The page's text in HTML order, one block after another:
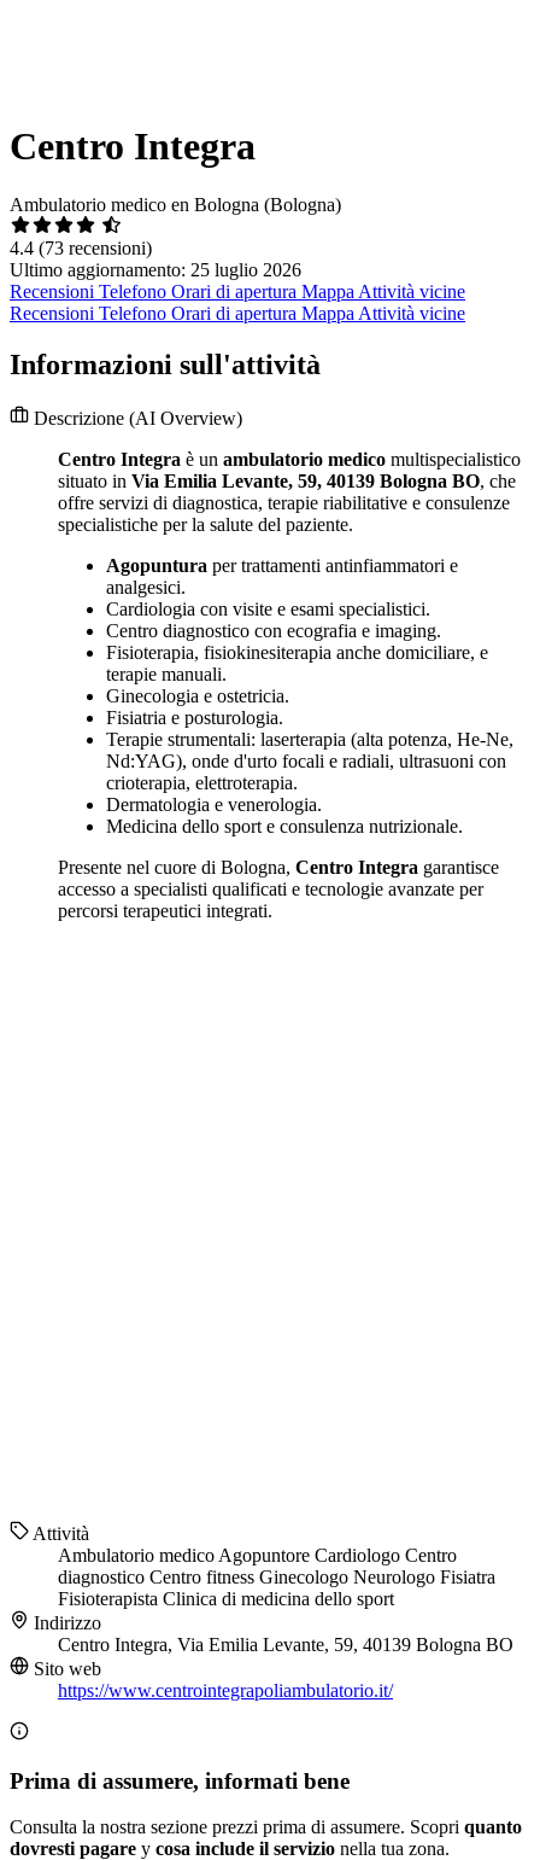
Centro Integra
Ambulatorio medico en Bologna (Bologna)
4.4 (73 recensioni)
Ultimo aggiornamento: 25 luglio 2026
Recensioni Telefono Orari di apertura Mappa Attività vicine
Recensioni Telefono Orari di apertura Mappa Attività vicine
Informazioni sull'attività
Descrizione (AI Overview)
Centro Integra è un ambulatorio medico multispecialistico
situato in Via Emilia Levante, 59, 40139 Bologna BO, che
offre servizi di diagnostica, terapie riabilitative e consulenze
specialistiche per la salute del paziente.
Agopuntura per trattamenti antinfiammatori e
analgesici.
Cardiologia con visite e esami specialistici.
Centro diagnostico con ecografia e imaging.
Fisioterapia, fisiokinesiterapia anche domiciliare, e
terapie manuali.
Ginecologia e ostetricia.
Fisiatria e posturologia.
Terapie strumentali: laserterapia (alta potenza, He-Ne,
Nd:YAG), onde d'urto focali e radiali, ultrasuoni con
crioterapia, elettroterapia.
Dermatologia e venerologia.
Medicina dello sport e consulenza nutrizionale.
Presente nel cuore di Bologna, Centro Integra garantisce
accesso a specialisti qualificati e tecnologie avanzate per
percorsi terapeutici integrati.
Attività
Ambulatorio medico Agopuntore Cardiologo Centro
diagnostico Centro fitness Ginecologo Neurologo Fisiatra
Fisioterapista Clinica di medicina dello sport
Indirizzo
Centro Integra, Via Emilia Levante, 59, 40139 Bologna BO
Sito web
https://www.centrointegrapoliambulatorio.it/
Prima di assumere, informati bene
Consulta la nostra sezione prezzi prima di assumere. Scopri quanto
dovresti pagare y cosa include il servizio nella tua zona.